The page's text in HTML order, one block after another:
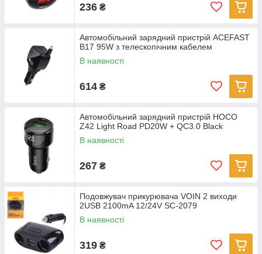
236 ₴
Автомобільний зарядний пристрій ACEFAST
B17 95W з телескопічним кабелем
В наявності
614 ₴
Автомобільний зарядний пристрій HOCO
Z42 Light Road PD20W + QC3.0 Black
В наявності
267 ₴
Подовжувач прикурювача VOIN 2 виходи
2USB 2100mA 12/24V SC-2079
В наявності
319 ₴